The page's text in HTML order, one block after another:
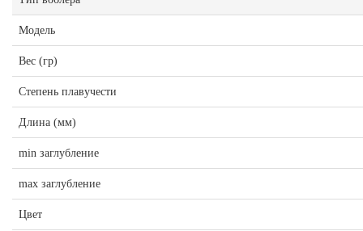
Модель
Вес (гр)
Степень плавучести
Длина (мм)
min заглубление
max заглубление
Цвет